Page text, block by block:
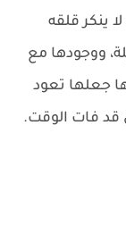
ينكر قلقه
ووجودها مع
جعلها تعود
قد فات الوقت.